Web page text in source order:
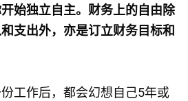
始独立自主。财务上的自由除
支出外，亦是订立财务目标和
工作后，都会幻想自己5年或